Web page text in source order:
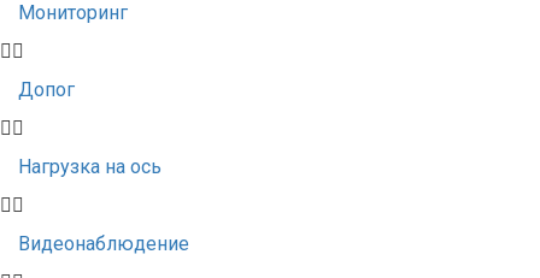
Мониторинг
Допог
Нагрузка на ось
Видеонаблюдение